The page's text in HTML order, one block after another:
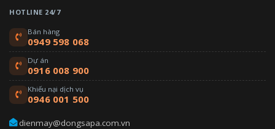
HOTLINE 24/7
Bán hàng
0949 598 068
Dự án
0916 008 900
Khiếu nại dịch vụ
0946 001 500
dienmay@dongsapa.com.vn